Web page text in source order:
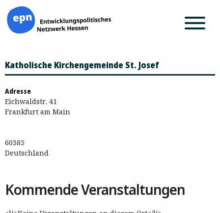
Inhalt
springen
Katholische Kirchengemeinde St. Josef
Adresse
Eichwaldstr. 41
Frankfurt am Main
60385
Deutschland
Kommende Veranstaltungen